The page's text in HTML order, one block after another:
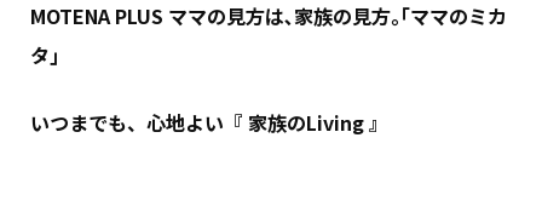
MOTENA PLUS ママの見方は､家族の見方｡｢ママのミカ
タ｣
いつまでも、心地よい『 家族のLiving 』